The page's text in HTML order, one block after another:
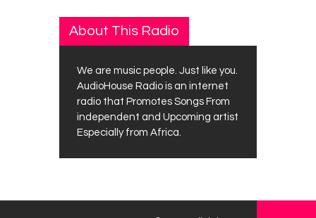
About This Radio
We are music people. Just like you.
AudioHouse Radio is an internet
radio that Promotes Songs From
independent and Upcoming artist
Especially from Africa.